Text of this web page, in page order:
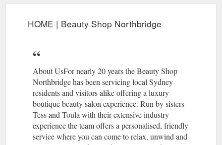
HOME | Beauty Shop Northbridge
About UsFor nearly 20 years the Beauty Shop
Northbridge has been servicing local Sydney
residents and visitors alike offering a luxury
boutique beauty salon experience. Run by sisters
Tess and Toula with their extensive industry
experience the team offers a personalised, friendly
service where you can come to relax, unwind and